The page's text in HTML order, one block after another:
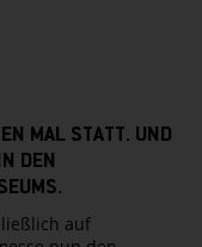
MAL STATT. UND
DEN
auf